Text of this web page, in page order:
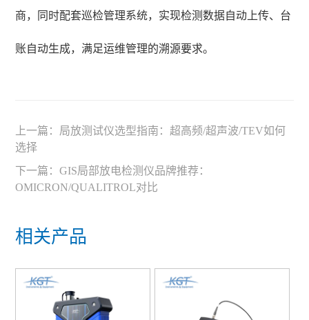
商，同时配套巡检管理系统，实现检测数据自动上传、台
账自动生成，满足运维管理的溯源要求。
上一篇： 局放测试仪选型指南：超高频/超声波/TEV如何
选择
下一篇：GIS局部放电检测仪品牌推荐：
OMICRON/QUALITROL对比
相关产品